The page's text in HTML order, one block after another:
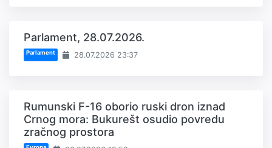
Parlament, 28.07.2026.
Parlament 28.07.2026 23:37
Rumunski F-16 oborio ruski dron iznad
Crnog mora: Bukurešt osudio povredu
zračnog prostora